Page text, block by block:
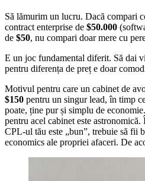
Să lămurim un lucru. Dacă compari
contract enterprise de $50.000
de $50, nu compari doar mere cu
E un joc fundamental diferit. Să dai
pentru diferența de preț e doar
Motivul pentru care un cabinet de
$150 pentru un singur lead, în timp
poate, ține pur și simplu de
pentru acel cabinet este
CPL-ul tău este „bun”, trebuie să fii
economics ale propriei afaceri. De